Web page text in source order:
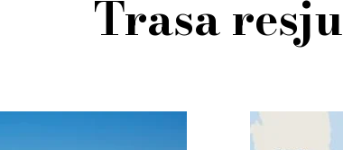
Trasa resju